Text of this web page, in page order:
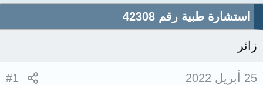
استشارة طبية رقم 42308
زائر
25 أبريل 2022 #1